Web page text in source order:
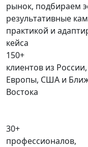
рынок, подбираем
результативные
практикой и
кейса
150+
клиентов из
Европы, США и
Востока
30+
профессионалов,